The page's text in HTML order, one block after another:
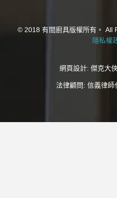
© 2018 有間廚具版權所有。 All
隱私權
網頁設計: 傑克大
法律顧問: 信義律師